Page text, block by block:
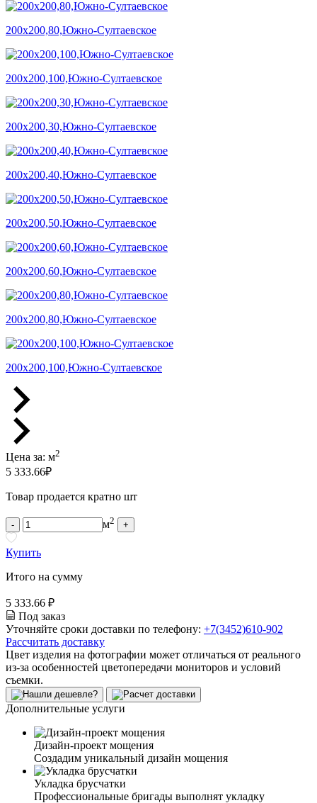
200х200,80,Южно-Султаевское
200х200,100,Южно-Султаевское
200х200,30,Южно-Султаевское
200х200,40,Южно-Султаевское
200х200,50,Южно-Султаевское
200х200,60,Южно-Султаевское
200х200,80,Южно-Султаевское
200х200,100,Южно-Султаевское
Цена за: м2
5 333.66₽
Товар продается кратно шт
- м2 +
Купить
Итого на сумму
5 333.66 ₽
Под заказ
Уточняйте сроки доставки по телефону: +7(3452)610-902
Рассчитать доставку
Цвет изделия на фотографии может отличаться от реального
из-за особенностей цветопередачи мониторов и условий
съемки.
Дополнительные услуги
Дизайн-проект мощения
Создадим уникальный дизайн мощения
Укладка брусчатки
Профессиональные бригады выполнят укладку